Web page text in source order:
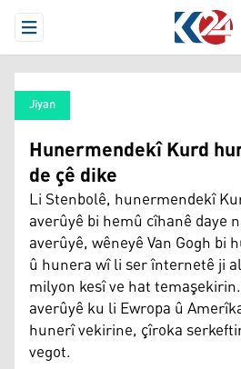
Open Menu
Jiyan
Hunermendekî Kurd
de çê dike
Li Stenbolê, hunermendekî
averûyê bi hemû cîhanê daye
averûyê, wêneyê Van Gogh bi
û hunera wî li ser înternetê ji
milyon kesî ve hat
averûyê ku li Ewropa û
hunerî vekirine, çîroka
vegot.